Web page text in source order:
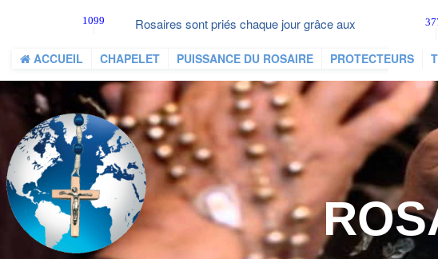
Rosaires sont priés chaque jour grâce aux
ACCUEIL CHAPELET PUISSANCE DU ROSAIRE PROTECTEURS